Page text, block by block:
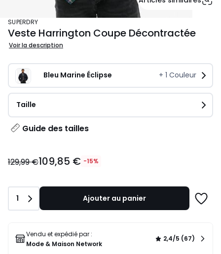
SUPERDRY
Veste Harrington Coupe Décontractée
Voir la description
Bleu Marine Éclipse + 1 Couleur
Taille
Guide des tailles
€
129,99
€
réduction
129,99 €109,85 € -15%
Quantité
1 Ajouter au panier
Vendu et expédié par :
Mode & Maison Network
2,4/5 (67)